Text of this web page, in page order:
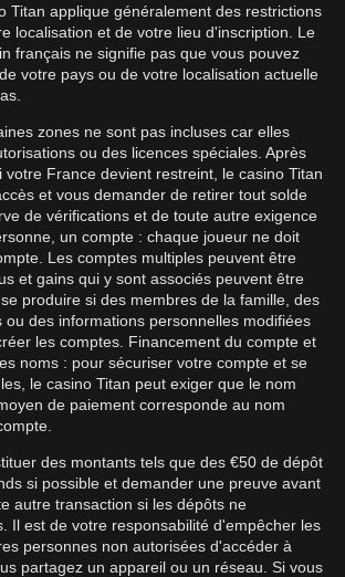
Titan applique généralement des restrictions
localisation et de votre lieu d'inscription. Le
français ne signifie pas que vous pouvez
votre pays ou de votre localisation actuelle
zones ne sont pas incluses car elles
ou des licences spéciales. Après
votre France devient restreint, le casino Titan
et vous demander de retirer tout solde
de vérifications et de toute autre exigence
un compte : chaque joueur ne doit
Les comptes multiples peuvent être
et gains qui y sont associés peuvent être
produire si des membres de la famille, des
ou des informations personnelles modifiées
les comptes. Financement du compte et
noms : pour sécuriser votre compte et se
le casino Titan peut exiger que le nom
de paiement corresponde au nom
des montants tels que des €50 de dépôt
si possible et demander une preuve avant
autre transaction si les dépôts ne
Il est de votre responsabilité d'empêcher les
personnes non autorisées d'accéder à
partagez un appareil ou un réseau. Si vous